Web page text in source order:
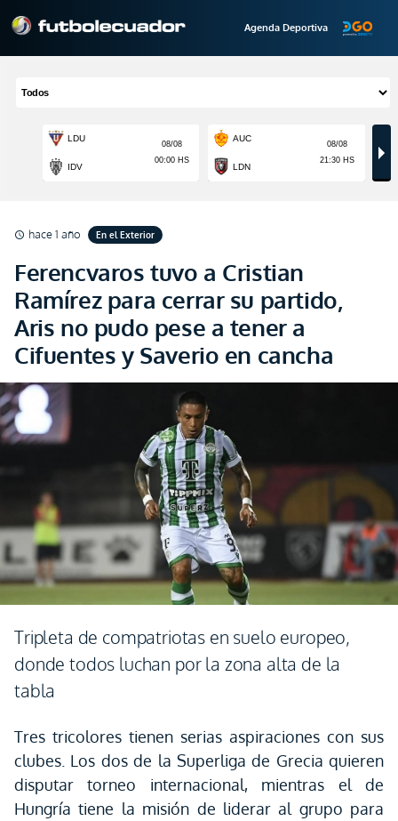
Agenda Deportiva
schedule hace 1 año En el Exterior
Ferencvaros tuvo a Cristian
Ramírez para cerrar su partido,
Aris no pudo pese a tener a
Cifuentes y Saverio en cancha
Tripleta de compatriotas en suelo europeo,
donde todos luchan por la zona alta de la
tabla
Tres tricolores tienen serias aspiraciones con sus
clubes. Los dos de la Superliga de Grecia quieren
disputar torneo internacional, mientras el de
Hungría tiene la misión de liderar al grupo para